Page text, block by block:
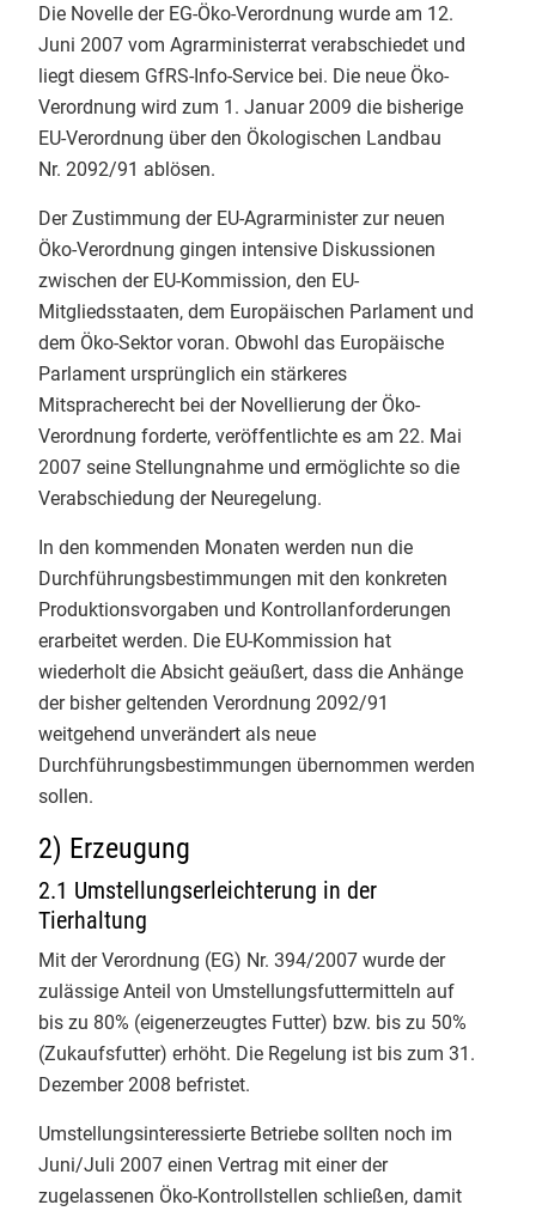
nächsten 30 Jahre.
1
GfRS Gesellschaft für
Ressourcenschutz mbH
02.08.2026
Natürlich GfRS-#biozertifiziert!
GfRS Gesellschaft für
Ressourcenschutz mbH
Endspurt beim Basiskurs Bio-
Kontrolle an der Uni Gießen! 🌿 Tag
4 hatte es inhaltlich richtig in sich.
​Unsere Themen heute:
✅ QS-Systeme: Wie sichern
Unternehmen der ökologischen
Lebensmittelwirtschaft selbst die
und sehr konkreter Einblick des
LAVE NRWzu Bio-Betrugsfällen
und ihrer Aufdeckung
Kontrolleur:im: Interaktive
Simulationen zum professionellen
und sicheren Auftreten als Prüfer:in
aber vor allem eines: viel Mut für
eine sichere Bio-Zukunft! 👏
​#BioKontrolle #Zertifizierung
Verarbeitung, Import und
Handel
Mo - Fr: 9.00 - 12.00 & 13.00 - 17.00 Uhr
Telefon 0551 - 488 77 31
oderoekosortiment@
biokueche@
gfrs.de (24/7)
Info-Service 1/2026
Info-Service 4/2025
Info-Service 3/2025
Info-Service 1/2025
Info-Service 4/2024
Info-Service 2/2024
Info-Service 1/2024
Info-Service 3/2023
Info-Service 2/2023
Info-Service 1/2023
Info-Service 4/2022
Info-Service 2/2022
Info-Service 1/2022
Info-Service 4/2021
Info-Service 3/2021
Info-Service 2/2021
Info-Service 1/2021
Info-Service 4/2020
Die Novelle der EG-Öko-Verordnung wurde am 12.
Juni 2007 vom Agrarministerrat verabschiedet und
liegt diesem GfRS-Info-Service bei. Die neue Öko-
Verordnung wird zum 1. Januar 2009 die bisherige
EU-Verordnung über den Ökologischen Landbau
Nr. 2092/91 ablösen.
Der Zustimmung der EU-Agrarminister zur neuen
Öko-Verordnung gingen intensive Diskussionen
zwischen der EU-Kommission, den EU-
Mitgliedsstaaten, dem Europäischen Parlament und
dem Öko-Sektor voran. Obwohl das Europäische
Parlament ursprünglich ein stärkeres
Mitspracherecht bei der Novellierung der Öko-
Verordnung forderte, veröffentlichte es am 22. Mai
2007 seine Stellungnahme und ermöglichte so die
Verabschiedung der Neuregelung.
In den kommenden Monaten werden nun die
Durchführungsbestimmungen mit den konkreten
Produktionsvorgaben und Kontrollanforderungen
erarbeitet werden. Die EU-Kommission hat
wiederholt die Absicht geäußert, dass die Anhänge
der bisher geltenden Verordnung 2092/91
weitgehend unverändert als neue
Durchführungsbestimmungen übernommen werden
sollen.
2) Erzeugung
2.1 Umstellungserleichterung in der
Tierhaltung
Mit der Verordnung (EG) Nr. 394/2007 wurde der
zulässige Anteil von Umstellungsfuttermitteln auf
bis zu 80% (eigenerzeugtes Futter) bzw. bis zu 50%
(Zukaufsfutter) erhöht. Die Regelung ist bis zum 31.
Dezember 2008 befristet.
Umstellungsinteressierte Betriebe sollten noch im
Juni/Juli 2007 einen Vertrag mit einer der
zugelassenen Öko-Kontrollstellen schließen, damit